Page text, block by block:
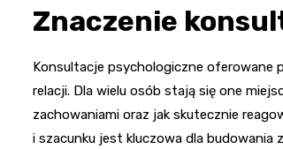
Znaczenie
Konsultacje psychologiczne oferowane
relacji. Dla wielu osób stają się one
zachowaniami oraz jak skutecznie
i szacunku jest kluczowa dla budowania